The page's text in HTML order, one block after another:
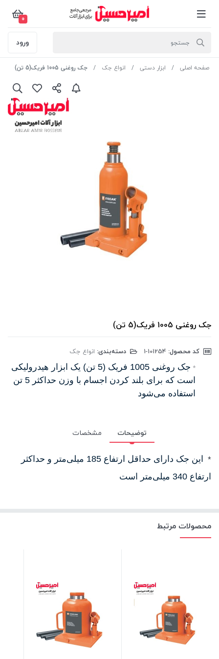
0
ورود
صفحه اصلی ابزار دستی انواع جک جک روغنی 1005 فریک(5 تن)
جک روغنی 1005 فریک(5 تن)
کد محصول: دسته‌بندی: انواع جک
*
جک روغنی 1005 فریک (5 تن) یک ابزار هیدرولیکی
است که برای بلند کردن اجسام با وزن حداکثر 5 تن
استفاده می‌شود
توضیحات مشخصات
*
این جک دارای حداقل ارتفاع 185 میلی‌متر و حداکثر
ارتفاع 340 میلی‌متر است
محصولات مرتبط